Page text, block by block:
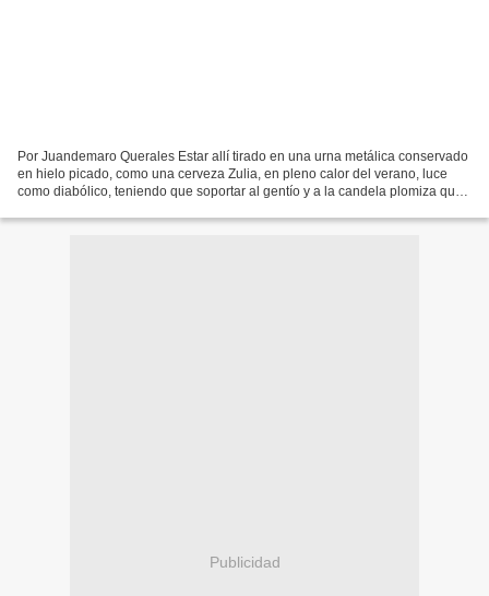
Por Juandemaro Querales Estar allí tirado en una urna metálica conservado
en hielo picado, como una cerveza Zulia, en pleno calor del verano, luce
como diabólico, teniendo que soportar al gentío y a la candela plomiza que
Publicidad